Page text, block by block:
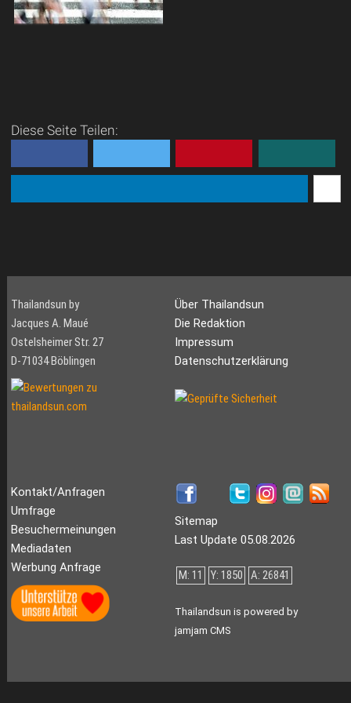
Überraschungsei – man
weiß nie, was man
Diese Seite Teilen:
Thailandsun by
Jacques A. Maué
Ostelsheimer Str. 27
D-71034 Böblingen
Über Thailandsun
Die Redaktion
Impressum
Datenschutzerklärung
Kontakt/Anfragen
Umfrage
Besuchermeinungen
Mediadaten
Werbung Anfrage
Sitemap
Last Update 05.08.2026
M: 11 Y: 1850 A: 26841
Thailandsun is powered by
jamjam CMS